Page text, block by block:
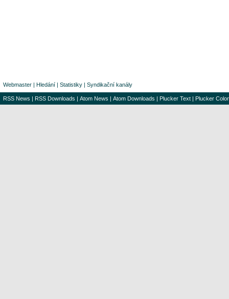
Webmaster | Hledání | Statistiky | Syndikační kanály
RSS News | RSS Downloads | Atom News | Atom Downloads | Plucker Text | Plucker Color